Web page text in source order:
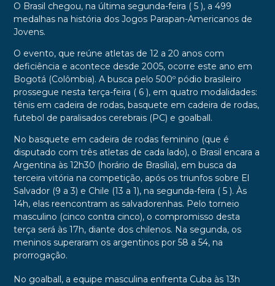
O Brasil chegou, na última segunda-feira ( 5 ), a 499
medalhas na história dos Jogos Parapan-Americanos de
Jovens.
O evento, que reúne atletas de 12 a 20 anos com
deficiência e acontece desde 2005, ocorre este ano em
Bogotá (Colômbia). A busca pelo 500º pódio brasileiro
prossegue nesta terça-feira ( 6 ), em quatro modalidades:
tênis em cadeira de rodas, basquete em cadeira de rodas,
futebol de paralisados cerebrais (PC) e goalball.
No basquete em cadeira de rodas feminino (que é
disputado com três atletas de cada lado), o Brasil encara a
Argentina às 12h30 (horário de Brasília), em busca da
terceira vitória na competição, após os triunfos sobre El
Salvador (9 a 3) e Chile (13 a 1), na segunda-feira ( 5 ). Às
14h, elas reencontram as salvadorenhas. Pelo torneio
masculino (cinco contra cinco), o compromisso desta
terça será às 17h, diante dos chilenos. Na segunda, os
meninos superaram os argentinos por 58 a 54, na
prorrogação.
No goalball, a equipe masculina enfrenta Cuba às 13h